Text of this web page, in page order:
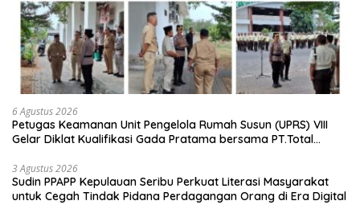
6 Agustus 2026
Petugas Keamanan Unit Pengelola Rumah Susun (UPRS) VIII
Gelar Diklat Kualifikasi Gada Pratama bersama PT.Total
Jaya*
3 Agustus 2026
Sudin PPAPP Kepulauan Seribu Perkuat Literasi Masyarakat
untuk Cegah Tindak Pidana Perdagangan Orang di Era Digital